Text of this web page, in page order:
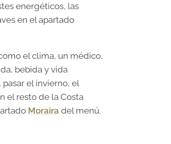
energéticos, las
en el apartado
el clima, un médico,
bebida y vida
el invierno, el
el resto de la Costa
Moraira del menú.